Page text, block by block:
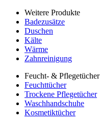
Weitere Produkte
Badezusätze
Duschen
Kälte
Wärme
Zahnreinigung
Feucht- & Pflegetücher
Feuchttücher
Trockene Pflegetücher
Waschhandschuhe
Kosmetiktücher